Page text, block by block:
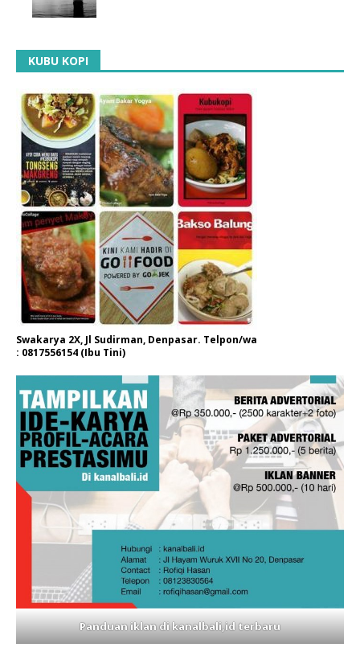
KUBU KOPI
Swakarya 2X, Jl Sudirman, Denpasar. Telpon/wa
: 0817556154 (Ibu Tini)
Panduan iklan di kanalbali,id terbaru